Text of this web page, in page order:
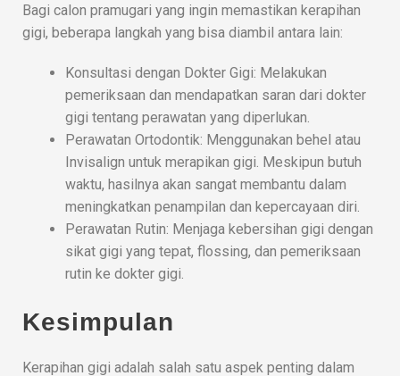
Bagi calon pramugari yang ingin memastikan kerapihan
gigi, beberapa langkah yang bisa diambil antara lain:
Konsultasi dengan Dokter Gigi: Melakukan
pemeriksaan dan mendapatkan saran dari dokter
gigi tentang perawatan yang diperlukan.
Perawatan Ortodontik: Menggunakan behel atau
Invisalign untuk merapikan gigi. Meskipun butuh
waktu, hasilnya akan sangat membantu dalam
meningkatkan penampilan dan kepercayaan diri.
Perawatan Rutin: Menjaga kebersihan gigi dengan
sikat gigi yang tepat, flossing, dan pemeriksaan
rutin ke dokter gigi.
Kesimpulan
Kerapihan gigi adalah salah satu aspek penting dalam